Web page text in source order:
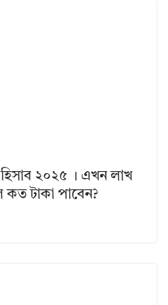
হিসাব ২০২৫ । এখন লাখ
কত টাকা পাবেন?